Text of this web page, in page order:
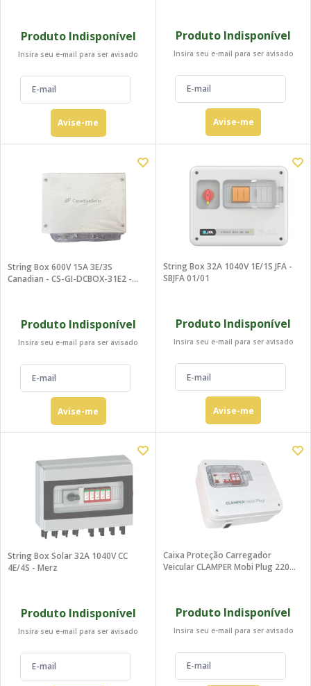
Produto Indisponível
Insira seu e-mail para ser avisado
Avise-me
Produto Indisponível
Insira seu e-mail para ser avisado
Avise-me
String Box 600V 15A 3E/3S
Canadian - CS-GI-DCBOX-31E2 -
Produto Indisponível
Insira seu e-mail para ser avisado
Avise-me
String Box 32A 1040V 1E/1S JFA -
SBJFA 01/01
Produto Indisponível
Insira seu e-mail para ser avisado
Avise-me
String Box Solar 32A 1040V CC
4E/4S - Merz
Produto Indisponível
Insira seu e-mail para ser avisado
Caixa Proteção Carregador
Veicular CLAMPER Mobi Plug 220V
Produto Indisponível
Insira seu e-mail para ser avisado